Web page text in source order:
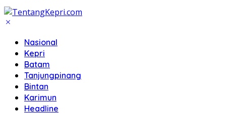
Nasional
Kepri
Batam
Tanjungpinang
Bintan
Karimun
Headline